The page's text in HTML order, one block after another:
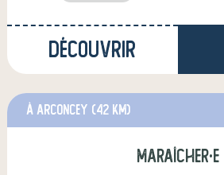
Découvrir
à Arconcey (42 km)
maraîcher·e